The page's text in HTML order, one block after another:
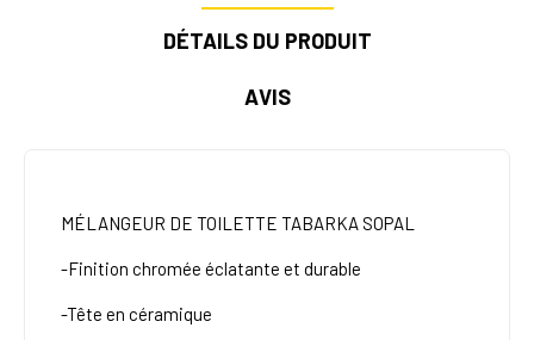
DÉTAILS DU PRODUIT
AVIS
MÉLANGEUR DE TOILETTE TABARKA SOPAL
-Finition chromée éclatante et durable
-Tête en céramique